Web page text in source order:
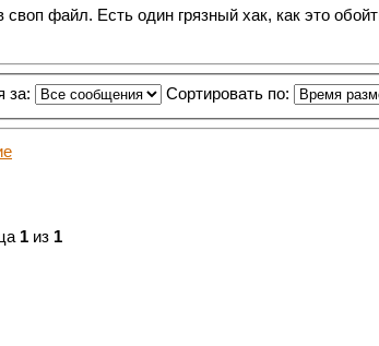
своп файл. Есть один грязный хак, как это
за: Сортировать по:
1 из 1